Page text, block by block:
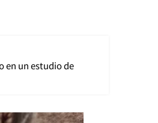
en un estudio de